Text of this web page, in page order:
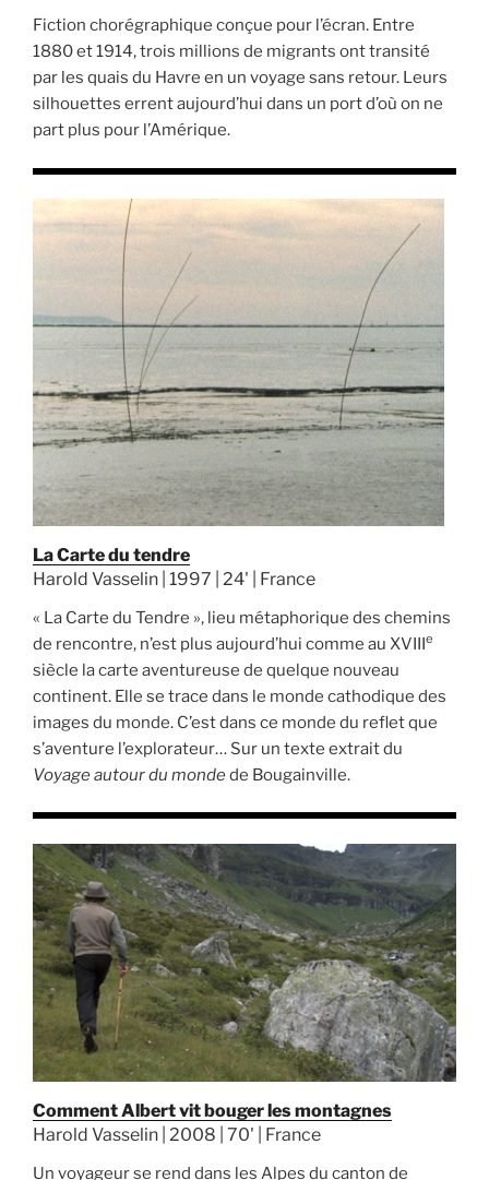
Fiction chorégraphique conçue pour l’écran. Entre
1880 et 1914, trois millions de migrants ont transité
par les quais du Havre en un voyage sans retour. Leurs
silhouettes errent aujourd’hui dans un port d’où on ne
part plus pour l’Amérique.
La Carte du tendre
Harold Vasselin | 1997 | 24' | France
« La Carte du Tendre », lieu métaphorique des chemins
de rencontre, n’est plus aujourd’hui comme au XVIIIe
siècle la carte aventureuse de quelque nouveau
continent. Elle se trace dans le monde cathodique des
images du monde. C’est dans ce monde du reflet que
s’aventure l’explorateur… Sur un texte extrait du
Voyage autour du mondede Bougainville.
Comment Albert vit bouger les montagnes
Harold Vasselin | 2008 | 70' | France
Un voyageur se rend dans les Alpes du canton de